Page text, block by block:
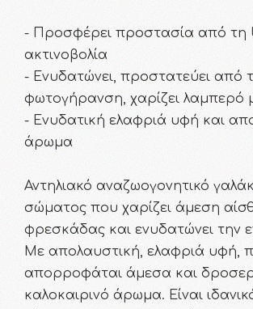
- Προσφέρει προστασία από τη
ακτινοβολία
- Ενυδατώνει, προστατεύει από
φωτογήρανση, χαρίζει λαμπερό
- Ενυδατική ελαφριά υφή και
άρωμα
Αντηλιακό αναζωογονητικό
σώματος που χαρίζει άμεση
φρεσκάδας και ενυδατώνει την
Με απολαυστική, ελαφριά υφή,
απορροφάται άμεσα και
καλοκαιρινό άρωμα. Είναι